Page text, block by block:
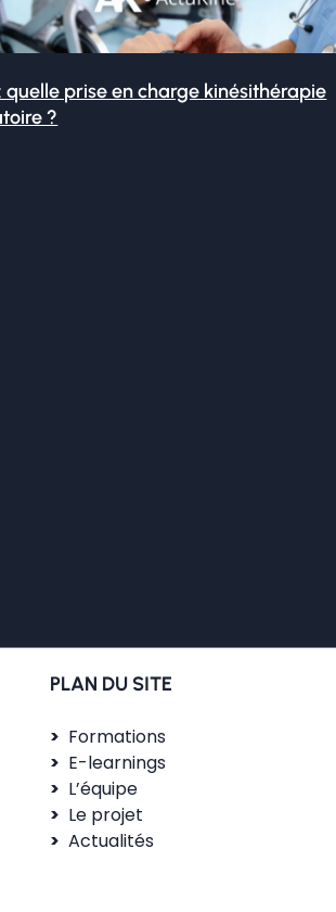
quelle prise en charge kinésithérapie
?
PLAN DU SITE
Formations
E-learnings
L’équipe
Le projet
Actualités